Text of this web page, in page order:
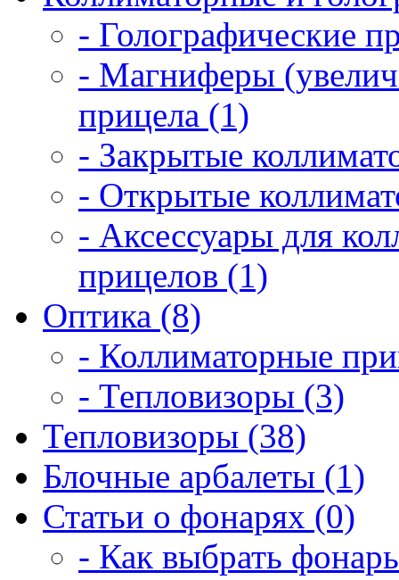
- Голографические
- Магниферы
прицела (1)
- Закрытые
- Открытые
- Аксессуары для
прицелов (1)
Оптика (8)
- Коллиматорные
- Тепловизоры (3)
Тепловизоры (38)
Блочные арбалеты (1)
Статьи о фонарях (0)
- Как выбрать